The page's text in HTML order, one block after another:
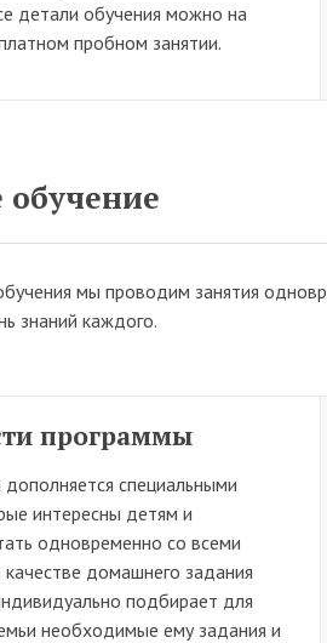
детали обучения можно на
пробном занятии.
мы проводим занятия
знаний каждого.
программы
специальными
интересны детям и
одновременно со всеми
домашнего задания
подбирает для
необходимые ему задания и